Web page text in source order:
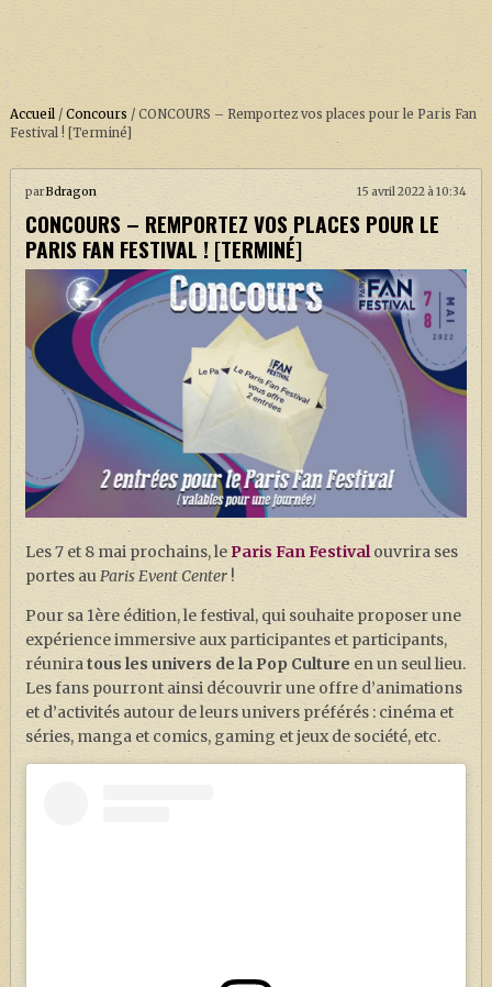
ACCUEIL
À PROPOS
SOUTENEZ-NOUS !
LA SÉRIE HARRY POTTER (REBOOT)
HARRY POTTER : LIVRES
BIOPICS DE HARRY POTTER
LES ANIMAUX FANTASTIQUES
J. K. ROWLING
ARTISANAT MOLDU
FANDOM
CULTURE
PODCASTS
LES GRANDS ARTICLES DE LA GAZETTE
DOSSIERS
Accueil/ Concours / CONCOURS – Remportez vos places pour le Paris Fan
Festival ! [Terminé]
parBdragon 15 avril 2022 à 10:34
CONCOURS – REMPORTEZ VOS PLACES POUR LE
PARIS FAN FESTIVAL ! [TERMINÉ]
Les 7 et 8 mai prochains, leParis Fan Festivalouvrira ses
portes auParis Event Center!
Pour sa 1ère édition, le festival, qui souhaite proposer une
expérience immersive aux participantes et participants,
réuniratous les univers de la Pop Culture en un seul lieu.
Les fans pourront ainsi découvrir une offre d’animations
et d’activités autour de leurs univers préférés : cinéma et
séries, manga et comics, gaming et jeux de société, etc.